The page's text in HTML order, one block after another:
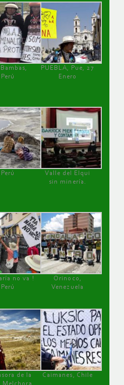
Perú
PUEBLA, Pue, 27
Enero
Perú
Valle del Elqui
sin minería.
no va !
Perú
Orinoco,
Venezuela
de la
Caimanes, Chile